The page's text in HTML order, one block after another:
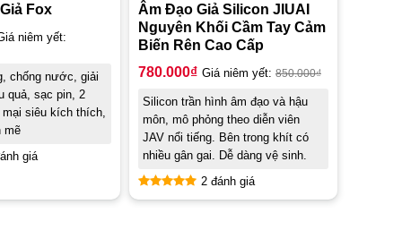
Fox
niêm yết:
chống nước, giải
quả, sạc pin, 2
siêu kích thích,
mẽ
giá
Âm Đạo Giả Silicon JIUAI
Nguyên Khối Cầm Tay Cảm
Biến Rên Cao Cấp
Được xếp
780.000₫ Giá niêm yết: 850.000₫
Silicon trần hình âm đạo và hậu
môn, mô phỏng theo diễn viên
JAV nổi tiếng. Bên trong khít có
nhiều gân gai. Dễ dàng vệ sinh.
2 đánh giá